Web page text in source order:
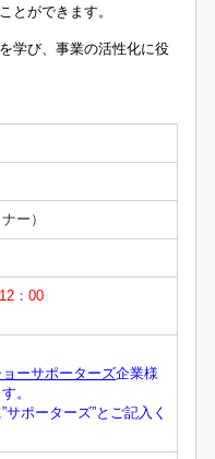
とができます。
学び、事業の活性化に役
ー）
：00
ーサポーターズ企業様
。
ポーターズ”とご記入く